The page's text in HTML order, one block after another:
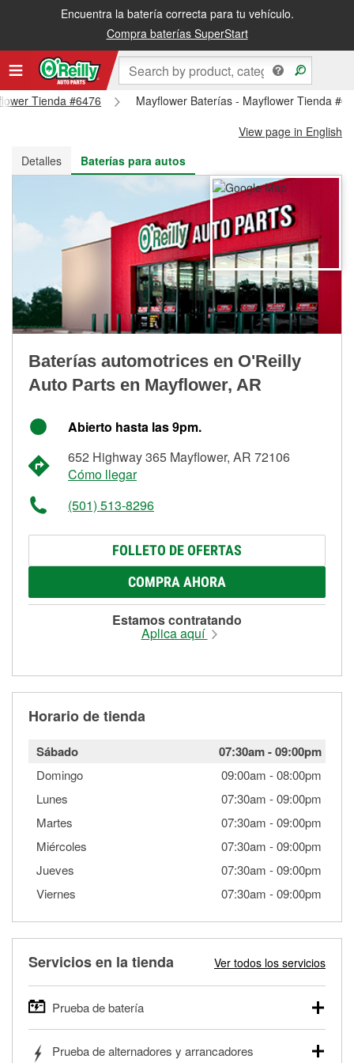
Encuentra la batería correcta para tu vehículo.
Compra baterías SuperStart
Recibe tu orden gratis al día siguiente o recógela en la tienda
Tienda #6476
Mayflower Baterías - Mayflower Tienda
View page in English
Detalles
Baterías para autos
Baterías automotrices en O'Reilly
Auto Parts en Mayflower, AR
Abierto hasta las 9pm.
652 Highway 365 Mayflower, AR 72106
Cómo llegar
(501) 513-8296
FOLLETO DE OFERTAS
COMPRA AHORA
Estamos contratando
Aplica aquí
Horario de tienda
Sábado 07:30am-09:00pm
Domingo 09:00am -08:00pm
Lunes
07:30am -09:00pm
Martes
07:30am -09:00pm
Miércoles
07:30am -09:00pm
Jueves
07:30am -09:00pm
Viernes
07:30am -09:00pm
Servicios en la tienda Ver todos los servicios
Prueba de batería
autos, camionetas, SUVs, vehículos comerciales y
Prueba de alternadores y arrancadores